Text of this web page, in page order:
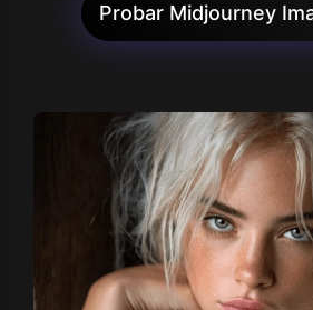
Probar Midjourney